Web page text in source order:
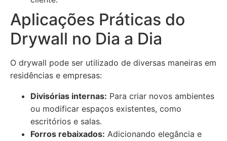
Aplicações Práticas do
Drywall no Dia a Dia
O drywall pode ser utilizado de diversas maneiras em
residências e empresas:
Divisórias internas: Para criar novos ambientes
ou modificar espaços existentes, como
escritórios e salas.
Forros rebaixados: Adicionando elegância e